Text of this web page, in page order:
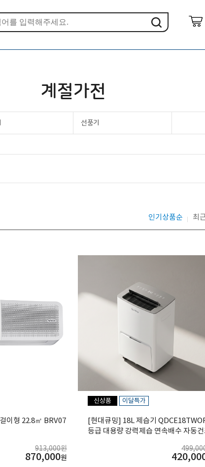
계절가전
선풍기
인기상품순 최
이형 22.8㎡ BRV07
913,000원
870,000원
신상품 이달특가
[현대큐밍] 18L 제습기
등급 대용량 강력제습 연속배수 자동건